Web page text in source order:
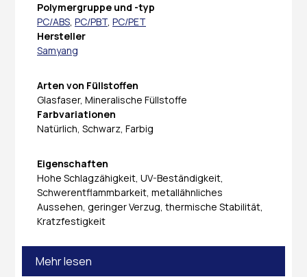
Polymergruppe und -typ
PC/ABS, PC/PBT, PC/PET
Hersteller
Samyang
Arten von Füllstoffen
Glasfaser, Mineralische Füllstoffe
Farbvariationen
Natürlich, Schwarz, Farbig
Eigenschaften
Hohe Schlagzähigkeit, UV-Beständigkeit,
Schwerentflammbarkeit, metallähnliches
Aussehen, geringer Verzug, thermische Stabilität,
Kratzfestigkeit
Mehr lesen